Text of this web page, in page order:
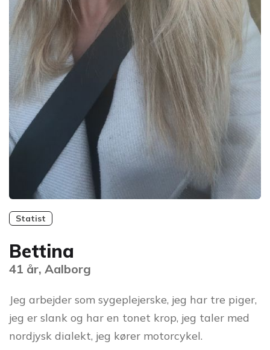
Statist
Bettina
41 år, Aalborg
Jeg arbejder som sygeplejerske, jeg har tre piger,
jeg er slank og har en tonet krop, jeg taler med
nordjysk dialekt, jeg kører motorcykel.